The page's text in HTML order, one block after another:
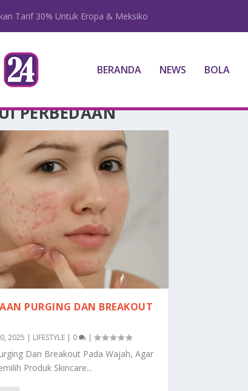
Tarif 30% Untuk Eropa & Meksiko
BERANDA NEWS BOLA
PERBEDAAN
PURGING DAN BREAKOUT
2025 | LIFESTYLE | 0 |
Dan Breakout Pada Wajah, Agar
Produk Skincare...